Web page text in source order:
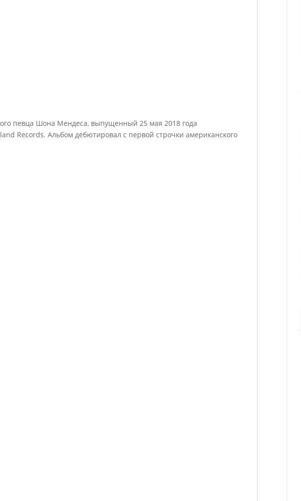
певца Шона Мендеса, выпущенный 25 мая 2018 года
Records. Альбом дебютировал с первой строчки американского